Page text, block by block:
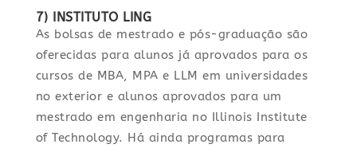
7) INSTITUTO LING
As bolsas de mestrado e pós-graduação são
oferecidas para alunos já aprovados para os
cursos de MBA, MPA e LLM em universidades
no exterior e alunos aprovados para um
mestrado em engenharia no Illinois Institute
of Technology. Há ainda programas para